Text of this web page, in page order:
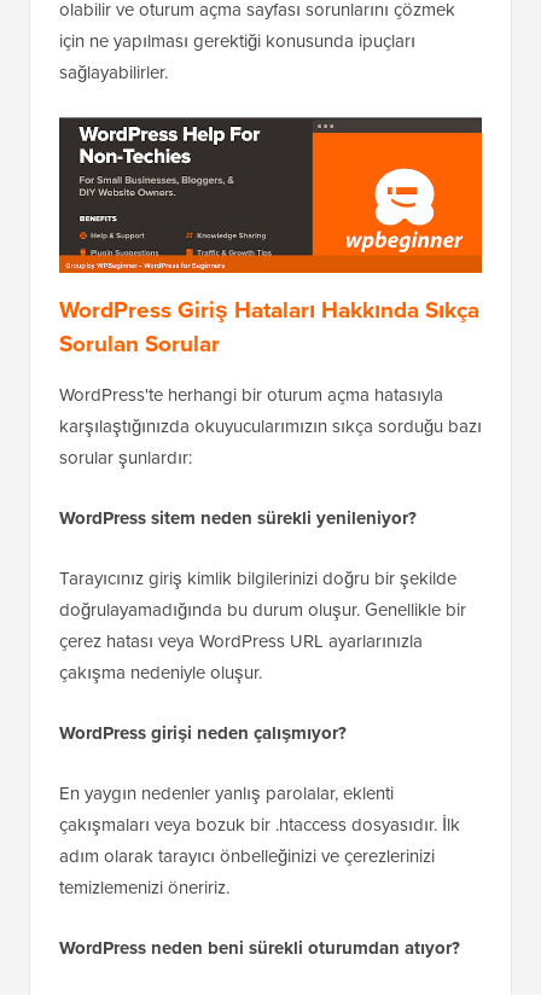
olabilir ve oturum açma sayfası sorunlarını çözmek
için ne yapılması gerektiği konusunda ipuçları
sağlayabilirler.
WordPress Giriş Hataları Hakkında Sıkça
Sorulan Sorular
WordPress'te herhangi bir oturum açma hatasıyla
karşılaştığınızda okuyucularımızın sıkça sorduğu bazı
sorular şunlardır:
WordPress sitem neden sürekli yenileniyor?
Tarayıcınız giriş kimlik bilgilerinizi doğru bir şekilde
doğrulayamadığında bu durum oluşur. Genellikle bir
çerez hatası veya WordPress URL ayarlarınızla
çakışma nedeniyle oluşur.
WordPress girişi neden çalışmıyor?
En yaygın nedenler yanlış parolalar, eklenti
çakışmaları veya bozuk bir .htaccess dosyasıdır. İlk
adım olarak tarayıcı önbelleğinizi ve çerezlerinizi
temizlemenizi öneririz.
WordPress neden beni sürekli oturumdan atıyor?